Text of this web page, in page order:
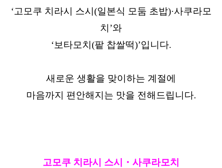
‘고모쿠 치라시 스시(일본식 모둠 초밥)·사쿠라모
치’와
‘보타모치(팥 찹쌀떡)’입니다.
새로운 생활을 맞이하는 계절에
마음까지 편안해지는 맛을 전해드립니다.
고모쿠 치라시 스시・사쿠라모치